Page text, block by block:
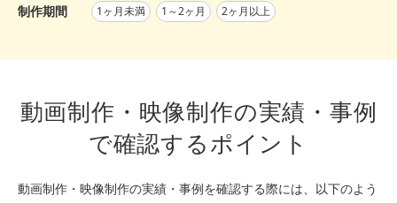
制作期間 1ヶ月未満 1～2ヶ月 2ヶ月以上
動画制作・映像制作の実績・事例
で確認するポイント
動画制作・映像制作の実績・事例を確認する際には、以下のよう